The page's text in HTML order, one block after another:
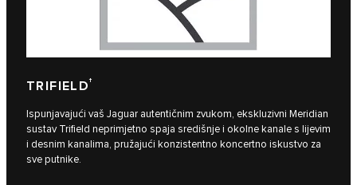
TRIFIELD†
Ispunjavajući vaš Jaguar autentičnim zvukom, ekskluzivni Meridian
sustav Trifield neprimjetno spaja središnje i okolne kanale s lijevim
i desnim kanalima, pružajući konzistentno koncertno iskustvo za
sve putnike.